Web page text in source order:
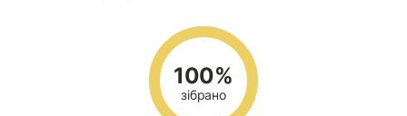
100%
зібрано